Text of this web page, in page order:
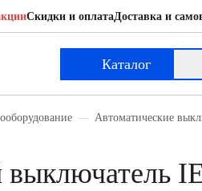
Скидки и оплатаДоставка и
Каталог
Автоматические
выключатель